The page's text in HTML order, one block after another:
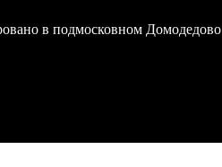
в подмосковном Домодедово